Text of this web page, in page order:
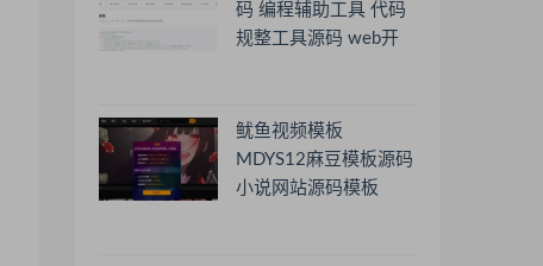
码 编程辅助工具 代码
规整工具源码 web开
鱿鱼视频模板
MDYS12麻豆模板源码
小说网站源码模板